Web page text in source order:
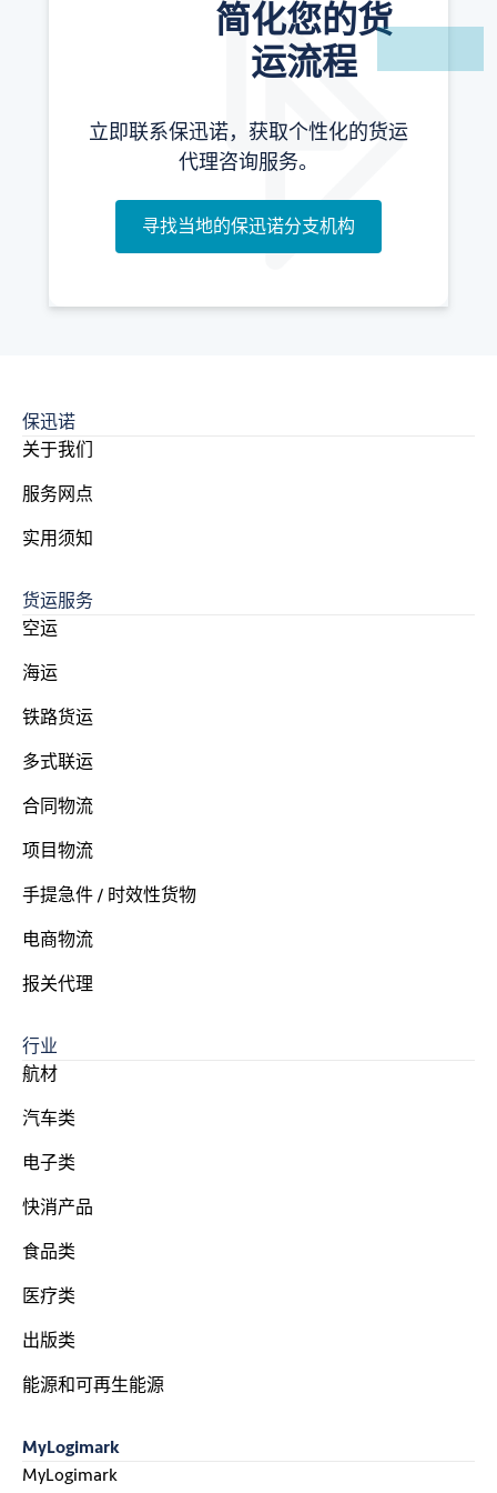
简化您的货
运流程
立即联系保迅诺，获取个性化的货运
代理咨询服务。
寻找当地的保迅诺分支机构
保迅诺
关于我们
服务网点
实用须知
货运服务
空运
海运
铁路货运
多式联运
合同物流
项目物流
手提急件 / 时效性货物
电商物流
报关代理
行业
航材
汽车类
电子类
快消产品
食品类
医疗类
出版类
能源和可再生能源
MyLogimark
MyLogimark